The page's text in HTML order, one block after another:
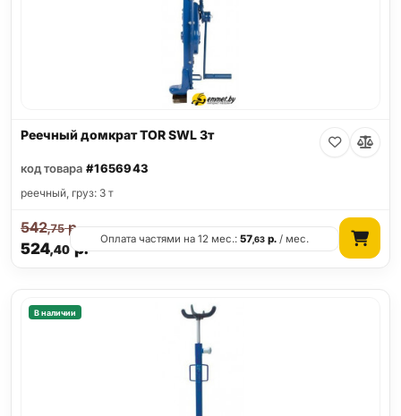
Реечный домкрат TOR SWL 3т
код товара #1656943
реечный, груз: 3 т
524,40р.
542,75р.
Оплата частями на 12 мес.:57,63 р. / мес.
В наличии